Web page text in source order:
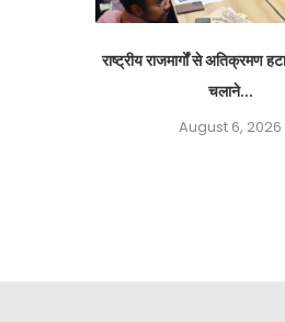
राष्ट्रीय राजमार्गों से अतिक्रमण
चलाने...
August 6, 2026